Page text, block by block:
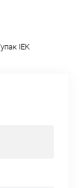
IEK